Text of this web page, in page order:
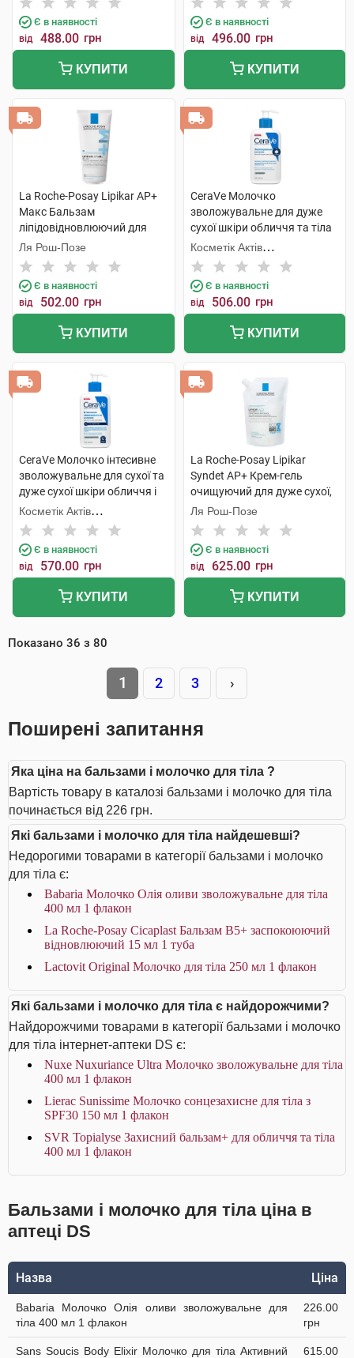
Є в наявності
від 488.00 грн
КУПИТИ
Є в наявності
від 496.00 грн
КУПИТИ
La Roche-Posay Lipikar АР+
Макс Бальзам
ліпідовідновлюючий для
сухої атопічної шкіри
обличчя і тіла 200 мл 1 туба
Ля Рош-Позе
Є в наявності
від 502.00 грн
КУПИТИ
CeraVe Молочко
зволожувальне для дуже
сухої шкіри обличчя та тіла
236 мл 1 флакон
Косметік Актів
Інтернаціональ
Є в наявності
від 506.00 грн
КУПИТИ
CeraVe Молочко інтесивне
зволожувальне для сухої та
дуже сухої шкіри обличчя і
тіла 236 мл 1 флакон
Косметік Актів
Інтернаціональ
Є в наявності
від 570.00 грн
КУПИТИ
La Roche-Posay Lipikar
Syndet AP+ Крем-гель
очищуючий для дуже сухої,
схильної до атопії шкіри 400
мл 1 пауч
Ля Рош-Позе
Є в наявності
від 625.00 грн
КУПИТИ
Показано 36 з 80
1 2 3 ›
Поширені запитання
Яка ціна на бальзами і молочко для тіла ?
Вартість товару в каталозі бальзами і молочко для тіла
починається від 226 грн.
Які бальзами і молочко для тіла найдешевші?
Недорогими товарами в категорії бальзами і молочко
для тіла є:
Babaria Молочко Олія оливи зволожувальне для тіла
400 мл 1 флакон
La Roche-Posay Cicaplast Бальзам B5+ заспокоюючий
відновлюючий 15 мл 1 туба
Lactovit Original Молочко для тіла 250 мл 1 флакон
Які бальзами і молочко для тіла є найдорожчими?
Найдорожчими товарами в категорії бальзами і молочко
для тіла інтернет-аптеки DS є:
Nuxe Nuxuriance Ultra Молочко зволожувальне для тіла
400 мл 1 флакон
Lierac Sunissime Молочко сонцезахисне для тіла з
SPF30 150 мл 1 флакон
SVR Topialyse Захисний бальзам+ для обличчя та тіла
400 мл 1 флакон
Бальзами і молочко для тіла ціна в
аптеці DS
Назва Ціна
Babaria Молочко Олія оливи зволожувальне для
тіла 400 мл 1 флакон
226.00
грн
Sans Soucis Body Elixir Молочко для тіла Активний
615.00